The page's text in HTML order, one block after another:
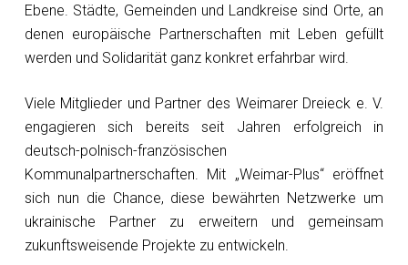
Ebene. Städte, Gemeinden und Landkreise sind Orte, an
denen europäische Partnerschaften mit Leben gefüllt
werden und Solidarität ganz konkret erfahrbar wird.
Viele Mitglieder und Partner des Weimarer Dreieck e. V.
engagieren sich bereits seit Jahren erfolgreich in
deutsch-polnisch-französischen
Kommunalpartnerschaften. Mit „Weimar-Plus“ eröffnet
sich nun die Chance, diese bewährten Netzwerke um
ukrainische Partner zu erweitern und gemeinsam
zukunftsweisende Projekte zu entwickeln.